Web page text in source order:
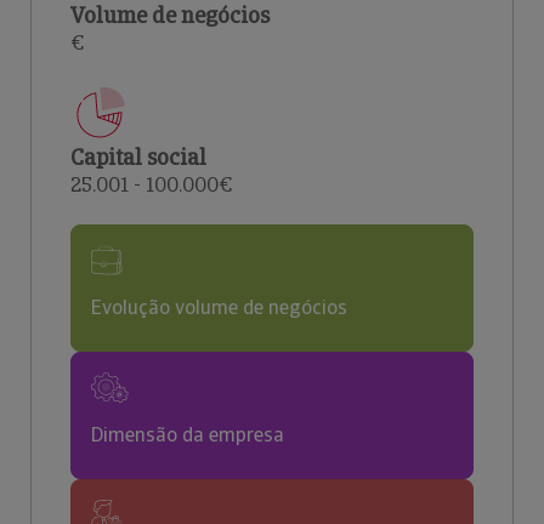
Volume de negócios
€
Capital social
25.001 - 100.000€
Evolução volume de negócios
Dimensão da empresa